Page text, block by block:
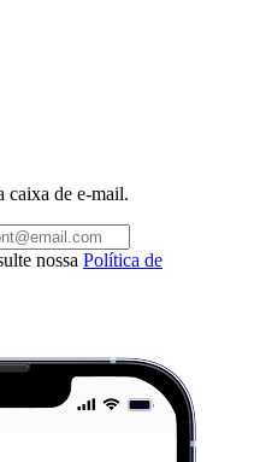
caixa de e-mail.
nossa Política de